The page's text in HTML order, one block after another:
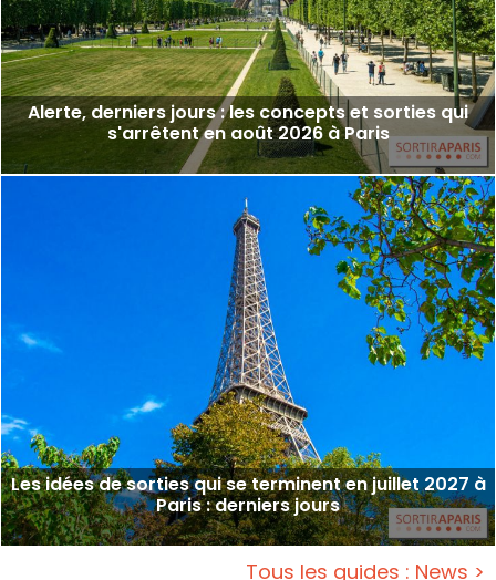
Alerte, derniers jours : les concepts et sorties qui
s'arrêtent en août 2026 à Paris
Les idées de sorties qui se terminent en juillet 2027 à
Paris : derniers jours
Tous les guides : News >